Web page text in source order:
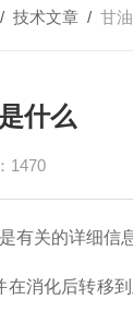
/ 技术文章 / 甘
什么
1470
关的详细信息
消化后转移